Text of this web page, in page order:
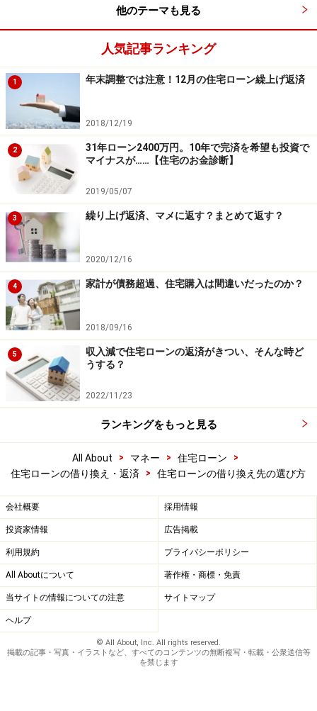
他のテーマも見る
人気記事ランキング
1 年末調整では注意！12月の住宅ローン繰上げ返済
2018/12/19
2
31年ローン2400万円。10年で完済を希望も投資で
マイナスが……【住宅のお金診断】
2019/05/07
3 繰り上げ返済、マメに返す？まとめて返す？
2020/12/16
4 家計が債務超過、住宅購入は間違いだったのか？
2018/09/16
5
収入減で住宅ローンの返済がきつい、そんな時ど
うする？
2022/11/23
ランキングをもっと見る
All About > マネー > 住宅ローン
>
住宅ローンの借り換え・返済
> 住宅ローンの借り換え先の選び方
会社概要 採用情報
投資家情報 広告掲載
利用規約 プライバシーポリシー
All Aboutについて 著作権・商標・免責
当サイトの情報についての注意 サイトマップ
ヘルプ
© All About, Inc. All rights reserved.
掲載の記事・写真・イラストなど、すべてのコンテンツの無断複写・転載・公衆送信等
を禁じます